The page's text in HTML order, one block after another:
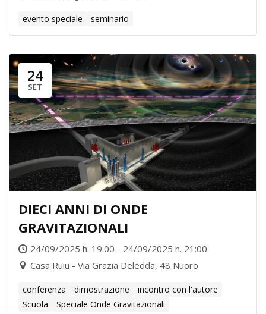
evento speciale seminario
24
SET
DIECI ANNI DI ONDE
GRAVITAZIONALI
24/09/2025 h. 19:00 - 24/09/2025 h. 21:00
Casa Ruiu - Via Grazia Deledda, 48 Nuoro
conferenza dimostrazione
incontro con l'autore
Scuola
Speciale Onde Gravitazionali